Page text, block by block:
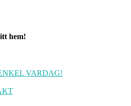
hem!
VARDAG!